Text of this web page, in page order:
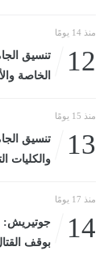
منذ 14 يومًا
12
الخاصة
منذ 15 يومًا
13
والكليات
منذ 17 يومًا
14
جوتيريش:
بوقف